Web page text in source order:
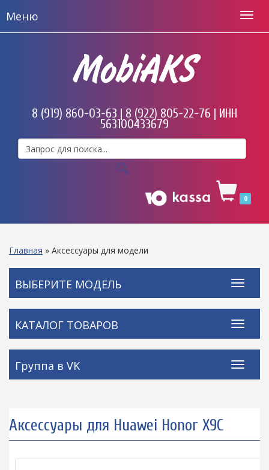
Меню
MobiAKS
8 (919) 860-03-63 | 8 (922) 805-22-76 | ИНН
563100433679
0
Главная » Аксессуары для модели
ВЫБЕРИТЕ МОДЕЛЬ
КАТАЛОГ ТОВАРОВ
Группа в VK
Аксессуары для Huawei Honor X9C